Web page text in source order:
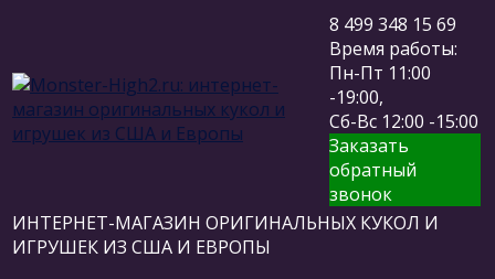
8 499 348 15 69
Время работы:
Пн-Пт 11:00
-19:00,
Сб-Вс 12:00 -15:00
Заказать
обратный
звонок
ИНТЕРНЕТ-МАГАЗИН ОРИГИНАЛЬНЫХ КУКОЛ И
ИГРУШЕК ИЗ США И ЕВРОПЫ